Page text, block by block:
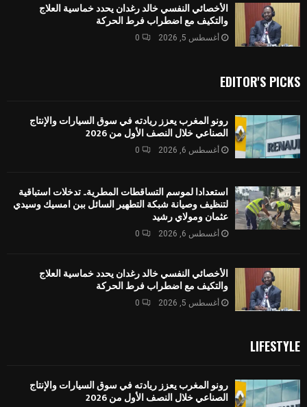
الأخصائي النفسي خالد رغدان يحدد خماسية العلاج
والتكيف مع اضطراب فرط الحركة
أغسطس 5, 2026 0
EDITOR'S PICKS
رونو المغرب يعزز ريادته في سوق السيارات والإنتاج
الصناعي خلال النصف الأول من 2026
أغسطس 6, 2026 0
استعدادا لموسم التساقطات المطرية.. تدخلات استباقية
لتنظيف وصيانة شبكة التطهير السائل ببن امسيك وسيدي
عثمان ومولاي رشيد
أغسطس 6, 2026 0
الأخصائي النفسي خالد رغدان يحدد خماسية العلاج
والتكيف مع اضطراب فرط الحركة
أغسطس 5, 2026 0
LIFESTYLE
رونو المغرب يعزز ريادته في سوق السيارات والإنتاج
الصناعي خلال النصف الأول من 2026